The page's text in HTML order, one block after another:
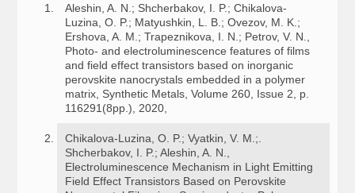
Aleshin, A. N.; Shcherbakov, I. P.; Chikalova-
Luzina, O. P.; Matyushkin, L. B.; Ovezov, M. K.;
Ershova, A. M.; Trapeznikova, I. N.; Petrov, V. N.,
Photo- and electroluminescence features of films
and field effect transistors based on inorganic
perovskite nanocrystals embedded in a polymer
matrix, Synthetic Metals, Volume 260, Issue 2, p.
116291(8pp.), 2020,
Chikalova-Luzina, O. P.; Vyatkin, V. M.;.
Shcherbakov, I. P.; Aleshin, A. N.,
Electroluminescence Mechanism in Light Emitting
Field Effect Transistors Based on Perovskite